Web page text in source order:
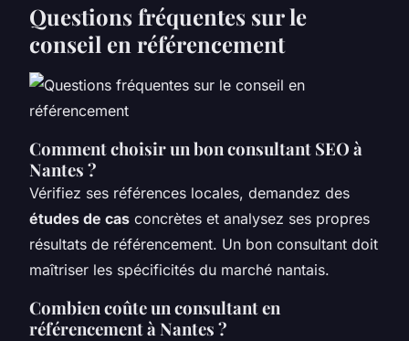
Questions fréquentes sur le
conseil en référencement
Comment choisir un bon consultant SEO à
Nantes ?
Vérifiez ses références locales, demandez des
études de cas concrètes et analysez ses propres
résultats de référencement. Un bon consultant doit
maîtriser les spécificités du marché nantais.
Combien coûte un consultant en
référencement à Nantes ?